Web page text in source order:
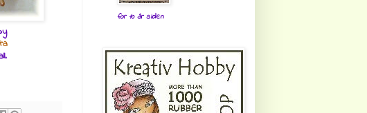
for 10 år siden